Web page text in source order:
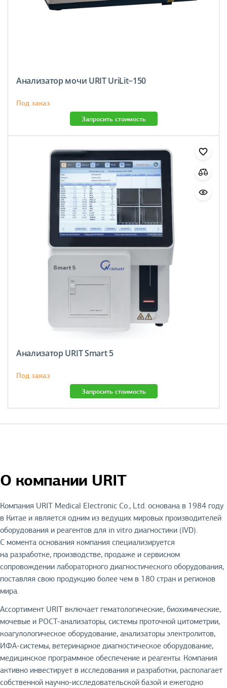
Анализатор мочи URIT UriLit−150
Под заказ
Запросить стоимость
Анализатор URIT Smart 5
Под заказ
Запросить стоимость
О компании URIT
Компания URIT Medical Electronic Co., Ltd. основана в 1984 году
в Китае и является одним из ведущих мировых производителей
оборудования и реагентов для in vitro диагностики (IVD).
С момента основания компания специализируется
на разработке, производстве, продаже и сервисном
сопровождении лабораторного диагностического оборудования,
поставляя свою продукцию более чем в 180 стран и регионов
мира.
Ассортимент URIT включает гематологические, биохимические,
мочевые и POCT-анализаторы, системы проточной цитометрии,
коагулологическое оборудование, анализаторы электролитов,
ИФА-системы, ветеринарное диагностическое оборудование,
медицинское программное обеспечение и реагенты. Компания
активно инвестирует в исследования и разработки, располагает
собственной научно-исследовательской базой и ежегодно